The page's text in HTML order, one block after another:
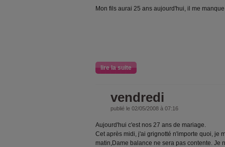
Mon fils aurai 25 ans aujourd'hui, il me
lire la suite
vendredi
publié le 02/05/2008 à 07:16
Aujourd'hui c'est nos 27 ans de mariage.
Cet après midi, j'ai grignotté n'importe quoi, je
matin,Dame balance ne sera pas contente. Je